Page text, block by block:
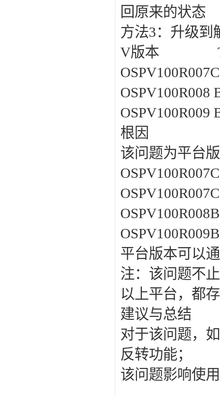
回原来的状态
方法3：升级到
V版本 T
OSPV100R008
OSPV100R009
根因
该问题为平台
平台版本可以
注：该问题不
以上平台，都
建议与总结
对于该问题，
反转功能；
该问题影响使